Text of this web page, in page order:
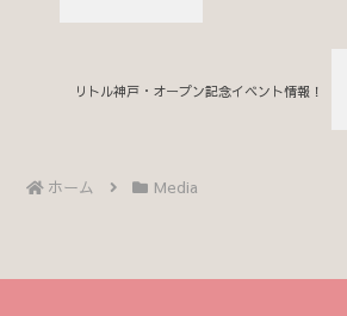
リトル神戸・オープン記念イベント情報！
ホーム Media